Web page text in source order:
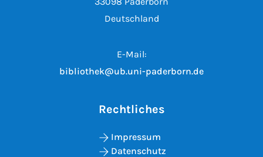
Deutschland
E-Mail:
bibliothek@ub.uni-paderborn.de
Rechtliches
Impressum
Datenschutz